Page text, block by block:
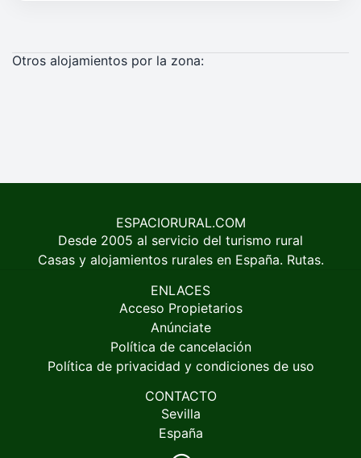
Otros alojamientos por la zona:
ESPACIORURAL.COM
Desde 2005 al servicio del turismo rural
Casas y alojamientos rurales en España. Rutas.
ENLACES
Acceso Propietarios
Anúnciate
Política de cancelación
Política de privacidad y condiciones de uso
CONTACTO
Sevilla
España